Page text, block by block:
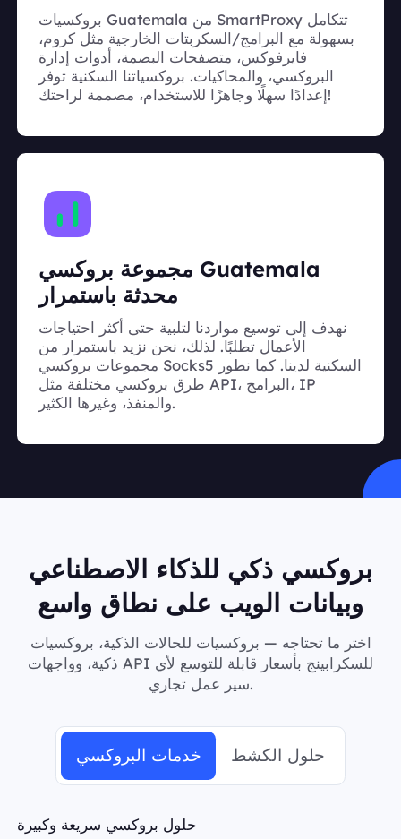
بروكسيات Guatemala من SmartProxy تتكامل
بسهولة مع البرامج/السكربتات الخارجية مثل كروم،
فايرفوكس، متصفحات البصمة، أدوات إدارة
البروكسي، والمحاكيات. بروكسياتنا السكنية توفر
إعدادًا سهلًا وجاهزًا للاستخدام، مصممة لراحتك!
مجموعة بروكسي Guatemala
محدثة باستمرار
نهدف إلى توسيع مواردنا لتلبية حتى أكثر احتياجات
الأعمال تطلبًا. لذلك، نحن نزيد باستمرار من
مجموعات بروكسي Socks5 السكنية لدينا. كما نطور
طرق بروكسي مختلفة مثل API، البرامج، IP
والمنفذ، وغيرها الكثير.
بروكسي ذكي للذكاء الاصطناعي
وبيانات الويب على نطاق واسع
اختر ما تحتاجه — بروكسيات للحالات الذكية، بروكسيات
ذكية، وواجهات API للسكرابينج بأسعار قابلة للتوسع لأي
سير عمل تجاري.
خدمات البروكسي حلول الكشط
حلول بروكسي سريعة وكبيرة